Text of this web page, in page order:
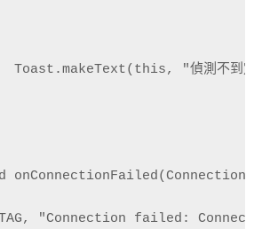
Toast.makeText(this, "偵測不到
"Connection failed: